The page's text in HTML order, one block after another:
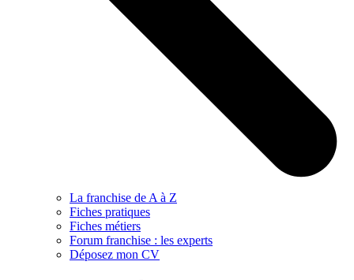
La franchise de A à Z
Fiches pratiques
Fiches métiers
Forum franchise : les experts
Déposez mon CV